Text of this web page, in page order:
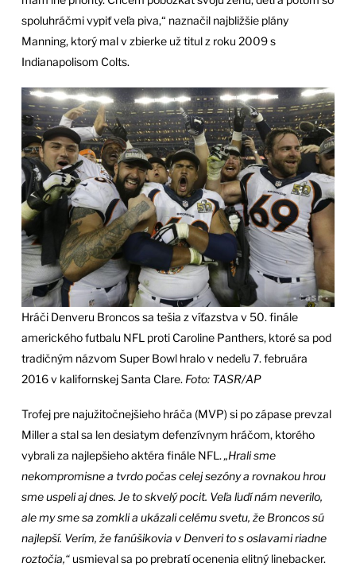
spoluhráčmi vypiť veľa piva,“ naznačil najbližšie plány
Manning, ktorý mal v zbierke už titul z roku 2009 s
Indianapolisom Colts.
Hráči Denveru Broncos sa tešia z víťazstva v 50. finále
amerického futbalu NFL proti Caroline Panthers, ktoré sa pod
tradičným názvom Super Bowl hralo v nedeľu 7. februára
2016 v kalifornskej Santa Clare. Foto: TASR/AP
Trofej pre najužitočnejšieho hráča (MVP) si po zápase prevzal
Miller a stal sa len desiatym defenzívnym hráčom, ktorého
vybrali za najlepšieho aktéra finále NFL. „Hrali sme
nekompromisne a tvrdo počas celej sezóny a rovnakou hrou
sme uspeli aj dnes. Je to skvelý pocit. Veľa ľudí nám neverilo,
ale my sme sa zomkli a ukázali celému svetu, že Broncos sú
najlepší. Verím, že fanúšikovia v Denveri to s oslavami riadne
roztočia,“usmieval sa po prebratí ocenenia elitný linebacker.